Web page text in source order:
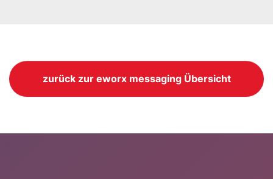
zurück zur eworx messaging Übersicht